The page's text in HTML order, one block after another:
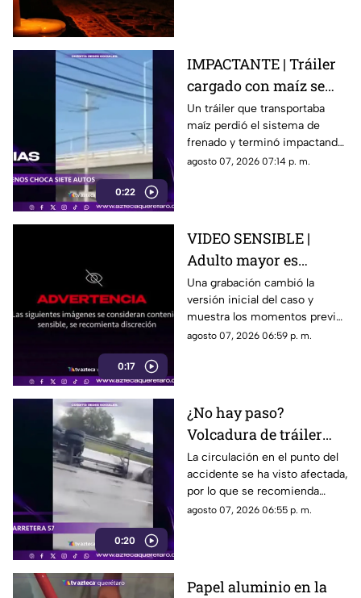
0:22
IMPACTANTE | Tráiler
cargado con maíz se
queda sin frenos y
embiste a siete
vehículos
Un tráiler que transportaba
maíz perdió el sistema de
frenado y terminó impactando
a siete vehículos que
agosto 07, 2026 07:14 p. m.
0:17
VIDEO SENSIBLE |
Adulto mayor es
atropell4do por tráiler;
fue empujado antes de
m0rir
Una grabación cambió la
versión inicial del caso y
muestra los momentos previos
al atropellamiento ocurrido en
agosto 07, 2026 06:59 p. m.
0:20
¿No hay paso?
Volcadura de tráiler
colapsa este punto de la
carretera 57
La circulación en el punto del
accidente se ha visto afectada,
por lo que se recomienda
considerar tiempos de
agosto 07, 2026 06:55 p. m.
Papel aluminio en la